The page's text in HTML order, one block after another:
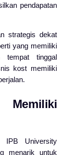
pendapatan
strategis dekat
yang memiliki
tempat tinggal
kost memiliki
IPB University
menarik untuk